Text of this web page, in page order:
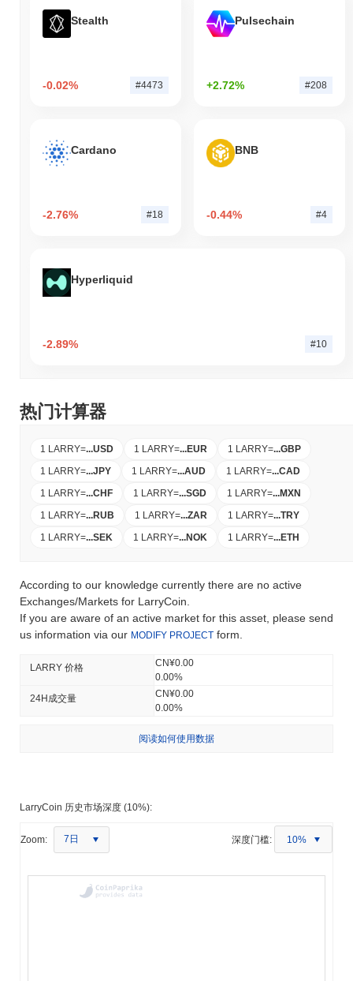
Stealth
-0.02% #4473
Pulsechain
+2.72% #208
Cardano
-2.76% #18
BNB
-0.44% #4
Hyperliquid
-2.89% #10
热门计算器
1 LARRY=...USD 1 LARRY=...EUR 1 LARRY=...GBP
1 LARRY=...JPY 1 LARRY=...AUD 1 LARRY=...CAD
1 LARRY=...CHF 1 LARRY=...SGD 1 LARRY=...MXN
1 LARRY=...RUB 1 LARRY=...ZAR 1 LARRY=...TRY
1 LARRY=...SEK 1 LARRY=...NOK 1 LARRY=...ETH
According to our knowledge currently there are no active
Exchanges/Markets for LarryCoin.
If you are aware of an active market for this asset, please send
us information via our MODIFY PROJECT form.
LARRY 价格
CN¥0.00
0.00%
24H成交量
CN¥0.00
0.00%
阅读如何使用数据
LarryCoin 历史市场深度 (10%):
Zoom: 7日 深度门槛: 10%